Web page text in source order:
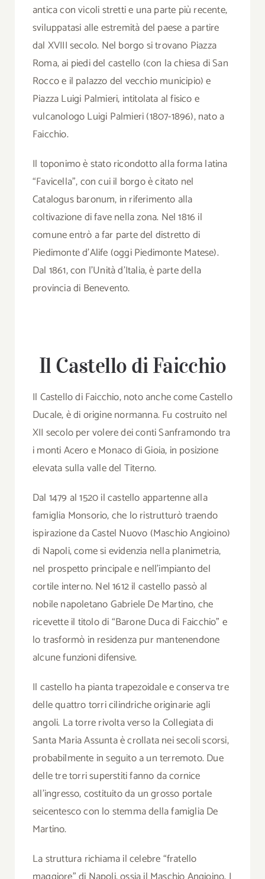
antica con vicoli stretti e una parte più recente,
sviluppatasi alle estremità del paese a partire
dal XVIII secolo. Nel borgo si trovano Piazza
Roma, ai piedi del castello (con la chiesa di San
Rocco e il palazzo del vecchio municipio) e
Piazza Luigi Palmieri, intitolata al fisico e
vulcanologo Luigi Palmieri (1807-1896), nato a
Faicchio.
Il toponimo è stato ricondotto alla forma latina
“Favicella”, con cui il borgo è citato nel
Catalogus baronum, in riferimento alla
coltivazione di fave nella zona. Nel 1816 il
comune entrò a far parte del distretto di
Piedimonte d’Alife (oggi Piedimonte Matese).
Dal 1861, con l’Unità d’Italia, è parte della
provincia di Benevento.
Il Castello di Faicchio
Il Castello di Faicchio, noto anche come Castello
Ducale, è di origine normanna. Fu costruito nel
XII secolo per volere dei conti Sanframondo tra
i monti Acero e Monaco di Gioia, in posizione
elevata sulla valle del Titerno.
Dal 1479 al 1520 il castello appartenne alla
famiglia Monsorio, che lo ristrutturò traendo
ispirazione da Castel Nuovo (Maschio Angioino)
di Napoli, come si evidenzia nella planimetria,
nel prospetto principale e nell’impianto del
cortile interno. Nel 1612 il castello passò al
nobile napoletano Gabriele De Martino, che
ricevette il titolo di “Barone Duca di Faicchio” e
lo trasformò in residenza pur mantenendone
alcune funzioni difensive.
Il castello ha pianta trapezoidale e conserva tre
delle quattro torri cilindriche originarie agli
angoli. La torre rivolta verso la Collegiata di
Santa Maria Assunta è crollata nei secoli scorsi,
probabilmente in seguito a un terremoto. Due
delle tre torri superstiti fanno da cornice
all’ingresso, costituito da un grosso portale
seicentesco con lo stemma della famiglia De
Martino.
La struttura richiama il celebre “fratello